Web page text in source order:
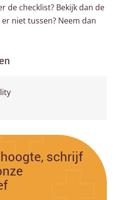
schrijf
de checklist? Bekijk dan de
er niet tussen? Neem dan